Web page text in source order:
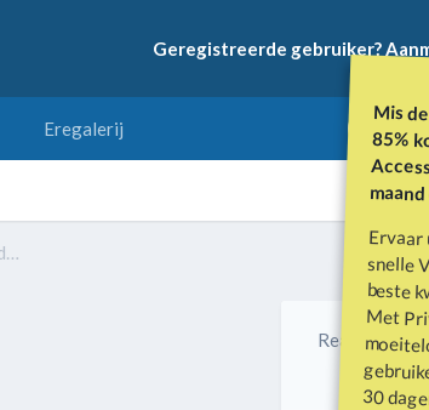
Mis
85%
Ervaar
snelle
beste
Met
30
Geregistreerde gebruiker?
Eregalerij
Waarom Moet Je Vanavond om 20:30 uur Zeker Kijken naar die Spannende Thriller op Veronica?
Reacties